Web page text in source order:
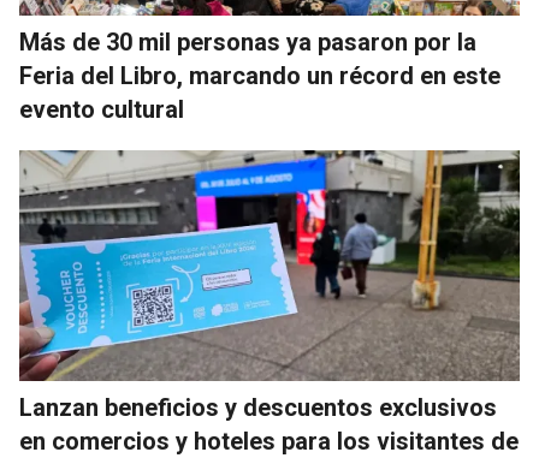
Más de 30 mil personas ya pasaron por la
Feria del Libro, marcando un récord en este
evento cultural
Lanzan beneficios y descuentos exclusivos
en comercios y hoteles para los visitantes de